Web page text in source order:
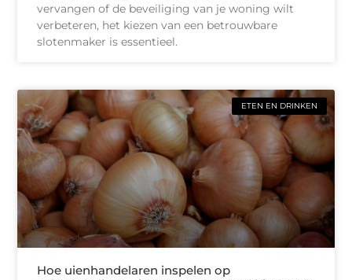
vervangen of de beveiliging van je woning wilt
verbeteren, het kiezen van een betrouwbare
slotenmaker is essentieel.
ETEN EN DRINKEN
Hoe uienhandelaren inspelen op